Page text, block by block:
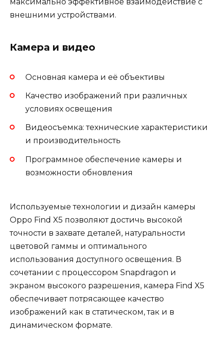
внешними устройствами.
Камера и видео
Основная камера и её объективы
Качество изображений при различных
условиях освещения
Видеосъемка: технические характеристики
и производительность
Программное обеспечение камеры и
возможности обновления
Используемые технологии и дизайн камеры
Oppo Find X5 позволяют достичь высокой
точности в захвате деталей, натуральности
цветовой гаммы и оптимального
использования доступного освещения. В
сочетании с процессором Snapdragon и
экраном высокого разрешения, камера Find X5
обеспечивает потрясающее качество
изображений как в статическом, так и в
динамическом формате.